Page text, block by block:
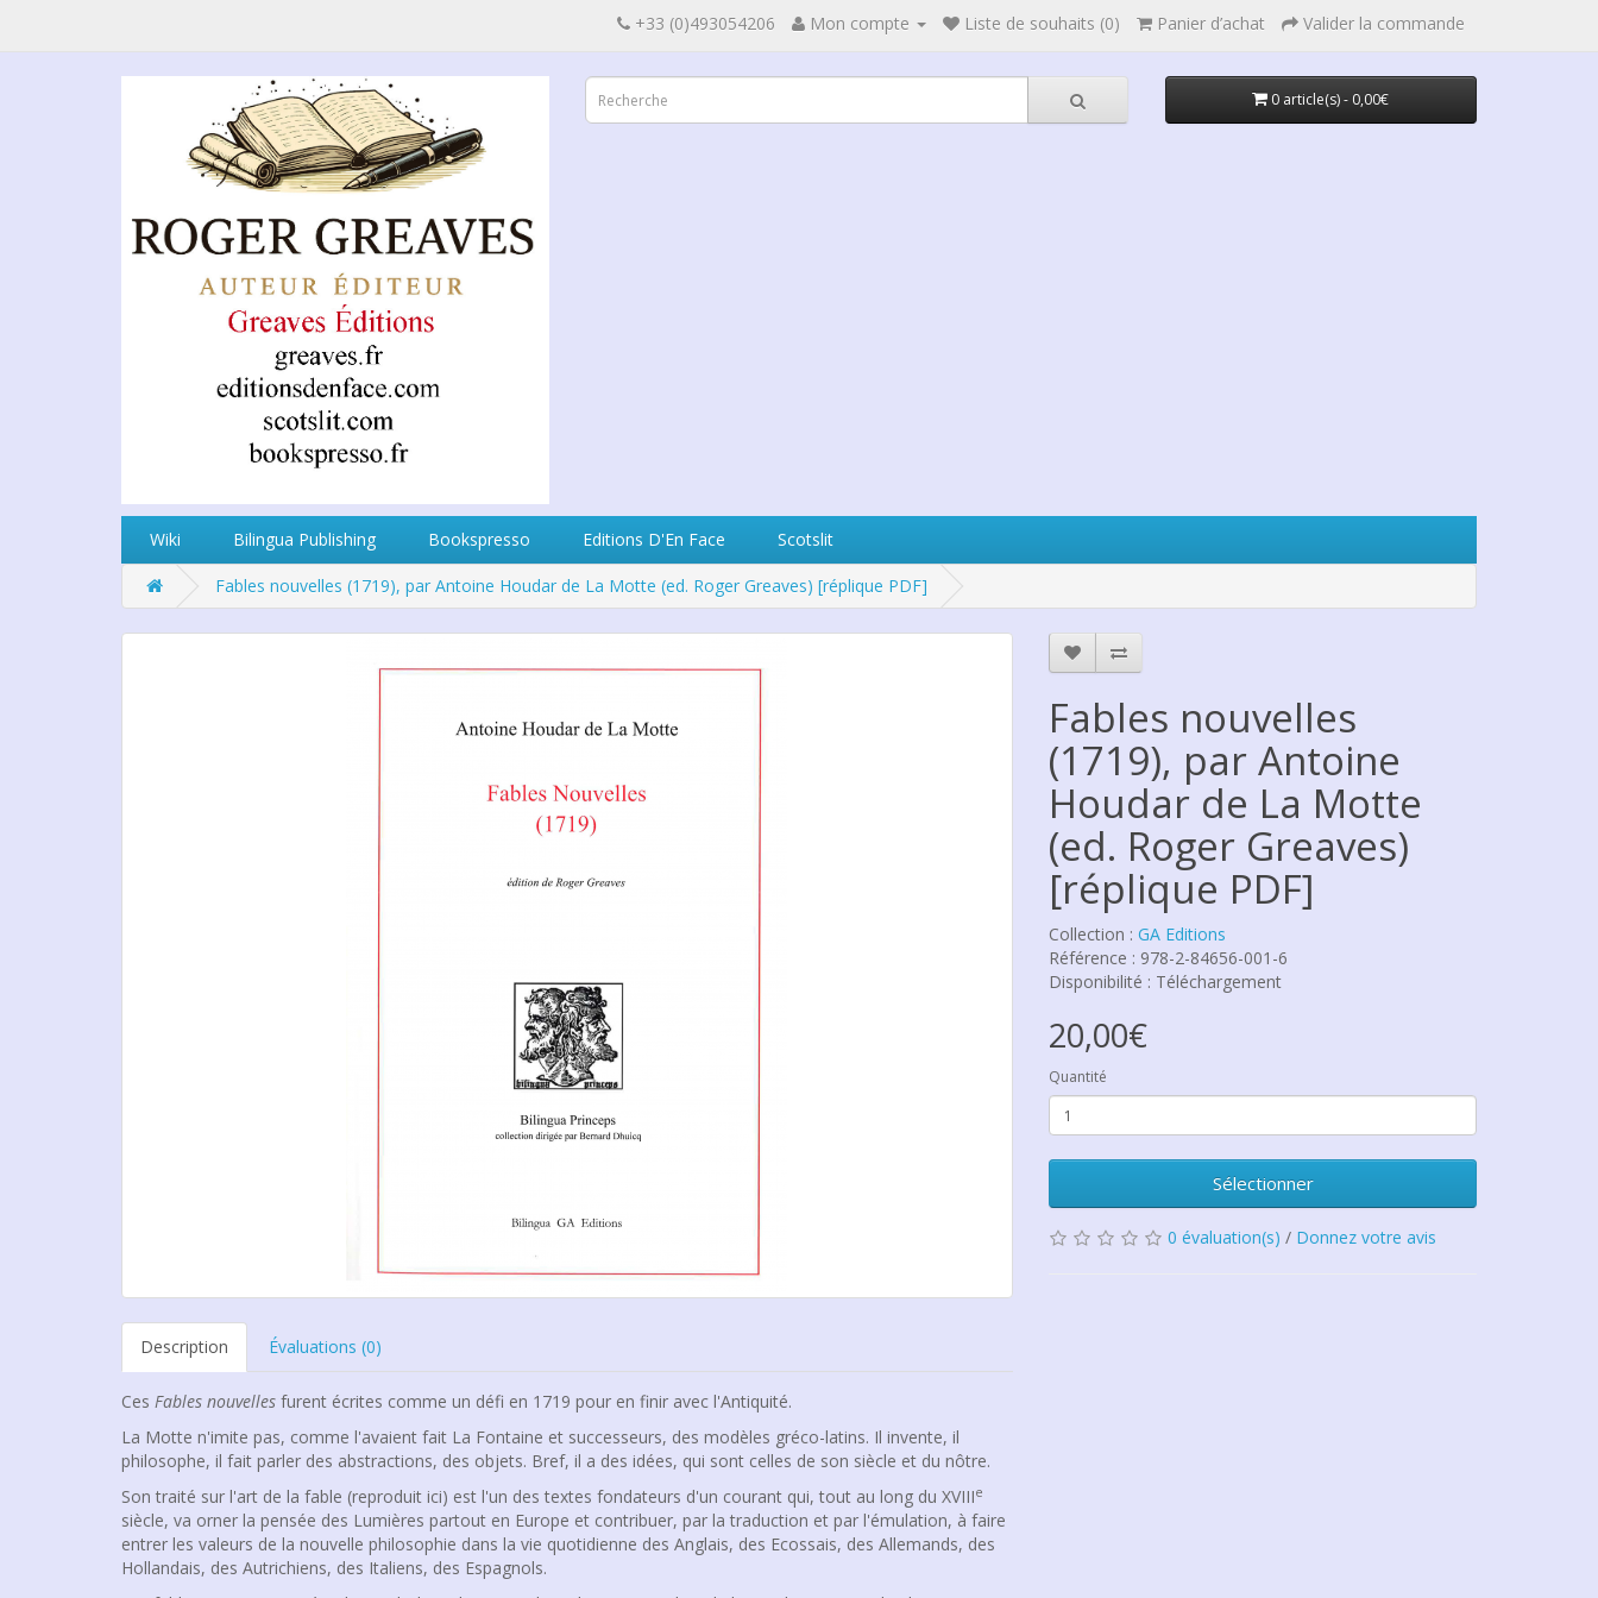
+33 (0)493054206 Mon compte Liste de souhaits (0) Panier d’achat Valider la commande
0 article(s) - 0,00€
Wiki Bilingua Publishing Bookspresso Editions D'En Face Scotslit
Fables nouvelles (1719), par Antoine Houdar de La Motte (ed. Roger Greaves) [réplique PDF]
Description Évaluations (0)
Ces Fables nouvelles furent écrites comme un défi en 1719 pour en finir avec l'Antiquité.
La Motte n'imite pas, comme l'avaient fait La Fontaine et successeurs, des modèles gréco-latins. Il invente, il
philosophe, il fait parler des abstractions, des objets. Bref, il a des idées, qui sont celles de son siècle et du nôtre.
Son traité sur l'art de la fable (reproduit ici) est l'un des textes fondateurs d'un courant qui, tout au long du XVIIIe
siècle, va orner la pensée des Lumières partout en Europe et contribuer, par la traduction et par l'émulation, à faire
entrer les valeurs de la nouvelle philosophie dans la vie quotidienne des Anglais, des Ecossais, des Allemands, des
Hollandais, des Autrichiens, des Italiens, des Espagnols.
Fables nouvelles
(1719), par Antoine
Houdar de La Motte
(ed. Roger Greaves)
[réplique PDF]
Collection : GA Editions
Référence : 978-2-84656-001-6
Disponibilité : Téléchargement
20,00€
Quantité
Sélectionner
0 évaluation(s) / Donnez votre avis